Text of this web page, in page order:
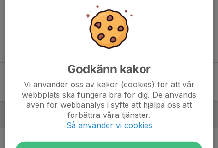
Täby FK Lag 32 - Sollentuna FK Norrv. 1
11:30
Erikslunds KF 2 - Täby FK Lag 41
Erikslunds BP 11
-
Godkänn kakor
Vi använder oss av kakor (cookies) för att vår
webbplats ska fungera bra för dig. De används
även för webbanalys i syfte att hjälpa oss att
förbättra våra tjänster.
Så använder vi cookies